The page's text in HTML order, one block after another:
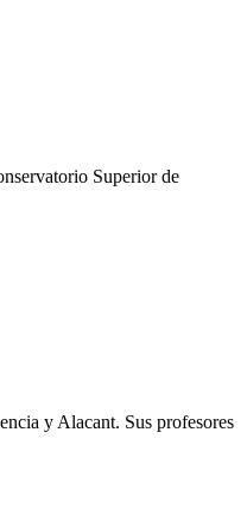
Superior de
y Alacant. Sus profesores